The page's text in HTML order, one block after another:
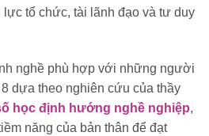
lực tổ chức, tài lãnh đạo và tư duy
nghề phù hợp với những người
dựa theo nghiên cứu của thầy
học định hướng nghề nghiệp,
năng của bản thân để đạt